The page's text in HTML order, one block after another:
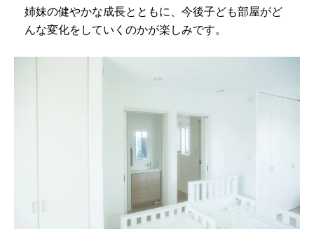
姉妹の健やかな成長とともに、今後子ども部屋がど
んな変化をしていくのかが楽しみです。